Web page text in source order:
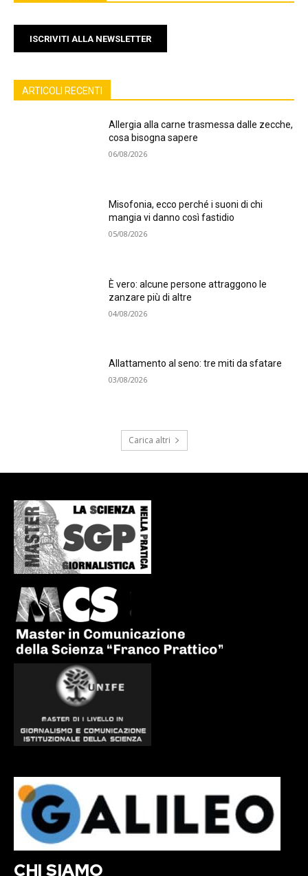
ISCRIVITI ALLA NEWSLETTER
ARTICOLI RECENTI
Allergia alla carne trasmessa dalle zecche,
cosa bisogna sapere
06/08/2026
Misofonia, ecco perché i suoni di chi
mangia vi danno così fastidio
05/08/2026
È vero: alcune persone attraggono le
zanzare più di altre
04/08/2026
Allattamento al seno: tre miti da sfatare
03/08/2026
Carica altri
CHI SIAMO